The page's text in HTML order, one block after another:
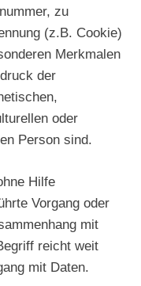
zu
(z.B. Cookie)
Merkmalen
der
oder
Person sind.
Hilfe
Vorgang oder
mit
reicht weit
mit Daten.